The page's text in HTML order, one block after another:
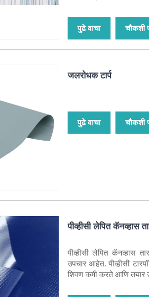
पुढे वाचा चौकशी
जलरोधक टार्प
पुढे वाचा चौकशी
पीव्हीसी लेपित कॅनव्हास
पीव्हीसी लेपित कॅनव्हास
उपचार आहेत. पीव्हीसी
शिवण कमी करते आणि तयार